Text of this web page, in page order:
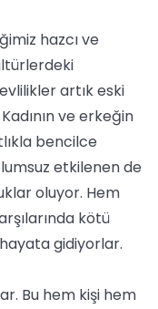
hazcı ve
artık eski
ve erkeğin
bencilce
etkilenen de
oluyor. Hem
kötü
gidiyorlar.
Bu hem kişi hem